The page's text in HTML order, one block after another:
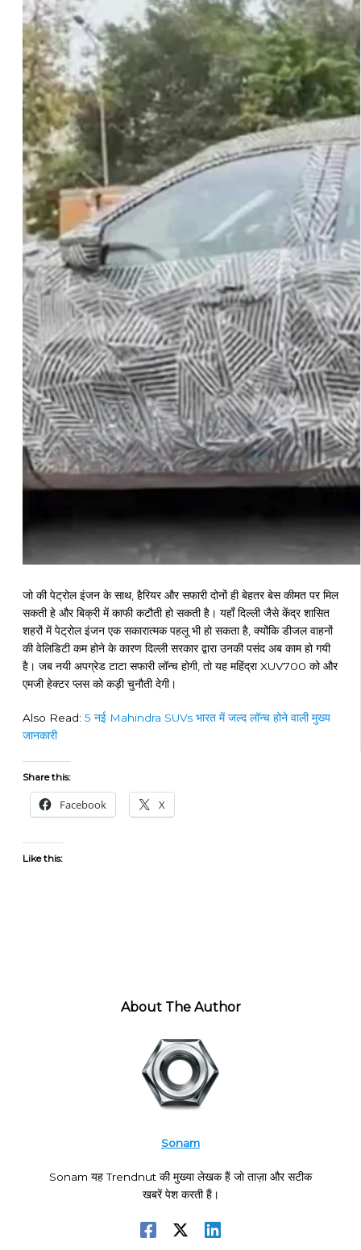
जो की पेट्रोल इंजन के साथ, हैरियर और सफारी दोनों ही बेहतर बेस कीमत पर मिल
सकती हे और बिक्री में काफी कटौती हो सकती है। यहाँ दिल्ली जैसे केंद्र शासित
शहरों में पेट्रोल इंजन एक सकारात्मक पहलू भी हो सकता है, क्योंकि डीजल वाहनों
की वेलिडिटी कम होने के कारण दिल्ली सरकार द्वारा उनकी पसंद अब काम हो गयी
है। जब नयी अपग्रेड टाटा सफारी लॉन्च होगी, तो यह महिंद्रा XUV700 को और
एमजी हेक्टर प्लस को कड़ी चुनौती देगी।
Also Read: 5 नई Mahindra SUVs भारत में जल्द लॉन्च होने वाली मुख्य
जानकारी
Share this:
Facebook X
Like this:
About The Author
Sonam
Sonam यह Trendnut की मुख्या लेखक हैं जो ताज़ा और सटीक
खबरें पेश करती हैं।